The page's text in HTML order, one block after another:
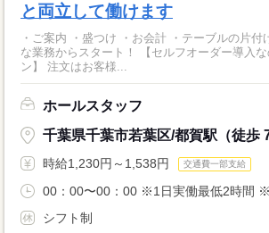
と両立して働けます
・ご案内 ・盛つけ ・お会計 ・テーブルの片
な業務からスタート！ 【セルフオーダー導入なので接客がカンタ
ン】 注文はお客様...
ホールスタッフ
千葉県千葉市若葉区/都賀駅（徒歩 7
時給1,230円～1,538円 交通費一部支給
00：00〜00：00 ※1日実働最低2時間 ※
シフト制